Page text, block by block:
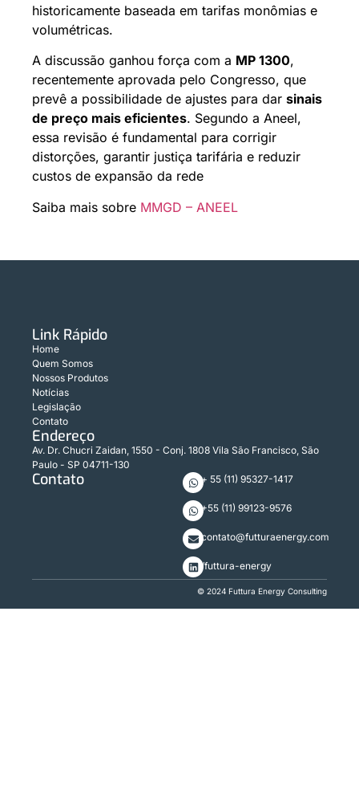
historicamente baseada em tarifas monômias e
volumétricas.
A discussão ganhou força com a MP 1300,
recentemente aprovada pelo Congresso, que
prevê a possibilidade de ajustes para dar sinais
de preço mais eficientes. Segundo a Aneel,
essa revisão é fundamental para corrigir
distorções, garantir justiça tarifária e reduzir
custos de expansão da rede
Saiba mais sobre MMGD – ANEEL
Link Rápido
Home
Quem Somos
Nossos Produtos
Notícias
Legislação
Contato
Endereço
Av. Dr. Chucri Zaidan, 1550 - Conj. 1808 Vila São Francisco, São
Paulo - SP 04711-130
Contato + 55 (11) 95327-1417
+55 (11) 99123-9576
contato@futturaenergy.com
/futtura-energy
© 2024 Futtura Energy Consulting